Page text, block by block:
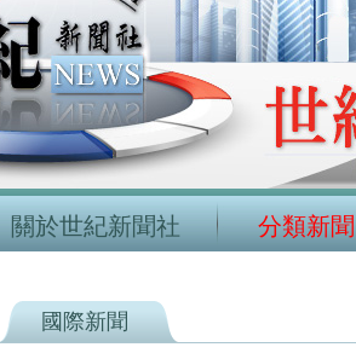
關於世紀新聞社 分類新聞
國際新聞